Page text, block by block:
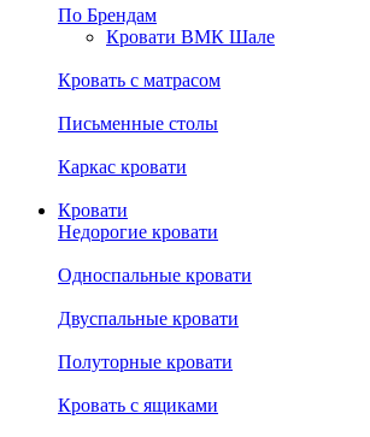
По Брендам
Кровати ВМК Шале
Кровать с матрасом
Письменные столы
Каркас кровати
Кровати
Недорогие кровати
Односпальные кровати
Двуспальные кровати
Полуторные кровати
Кровать с ящиками